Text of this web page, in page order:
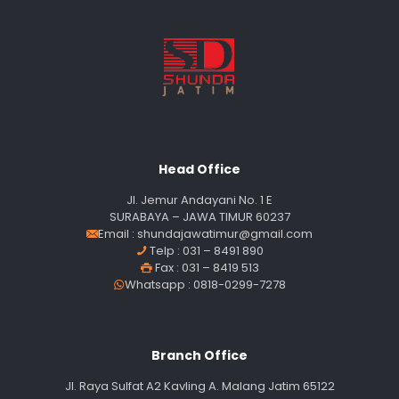
Head Office
Jl. Jemur Andayani No. 1 E
SURABAYA – JAWA TIMUR 60237
Email : shundajawatimur@gmail.com
Telp : 031 – 8491 890
Fax : 031 – 8419 513
Whatsapp : 0818-0299-7278
Branch Office
Jl. Raya Sulfat A2 Kavling A. Malang Jatim 65122